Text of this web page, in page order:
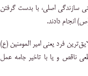
سازندگی اصلی، با بدست گرفتن
انجام دادند.
فرد یعنی امیر المومنین (ع)
ناقص و یا با تاخیر جامه عمل